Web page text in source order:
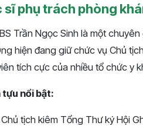
sĩ phụ trách phòng
Trần Ngọc Sinh là một
hiện đang giữ chức vụ Chủ
tích cực của nhiều tổ chức y
tựu nổi bật:
tịch kiêm Tổng Thư ký Hội